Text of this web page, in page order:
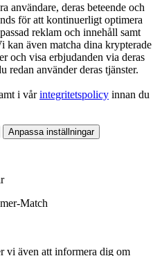
användare, deras beteende och
för att kontinuerligt optimera
reklam och innehåll samt
kan även matcha dina krypterade
och visa erbjudanden via deras
redan använder deras tjänster.
i vårintegritetspolicy innan du
Anpassa inställningar
Match
vi även att informera dig om